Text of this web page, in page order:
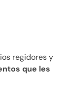
regidores y
que les